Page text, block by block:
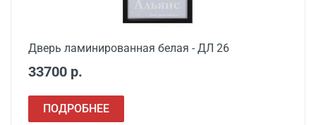
Дверь ламинированная белая - ДЛ 26
33700 р.
ПОДРОБНЕЕ